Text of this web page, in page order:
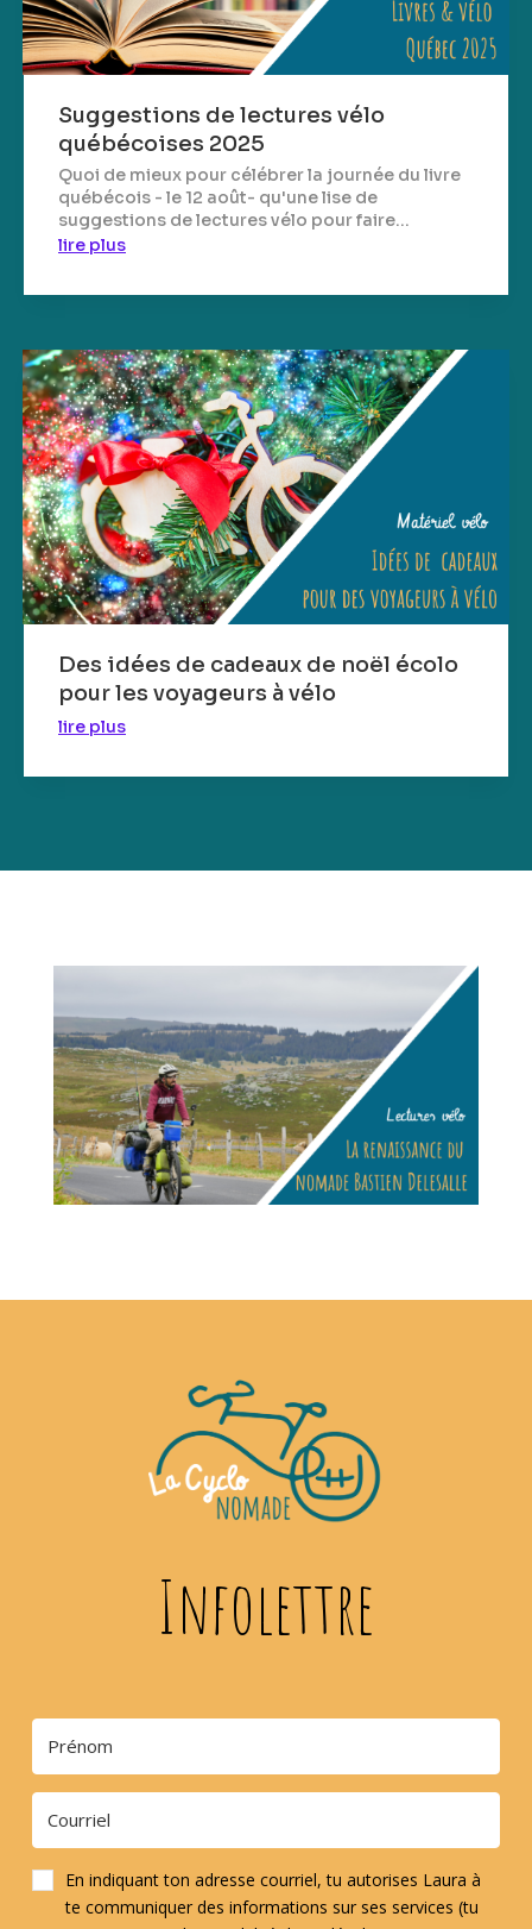
Suggestions de lectures vélo
québécoises 2025
Quoi de mieux pour célébrer la journée du livre
québécois - le 12 août- qu'une lise de
suggestions de lectures vélo pour faire...
lire plus
Des idées de cadeaux de noël écolo
pour les voyageurs à vélo
lire plus
Infolettre
En indiquant ton adresse courriel, tu autorises Laura à
te communiquer des informations sur ses services (tu